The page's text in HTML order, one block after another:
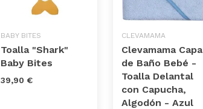
BABY BITES
Toalla "Shark"
Baby Bites
39,90 €
CLEVAMAMA
Clevamama Capa
de Baño Bebé -
Toalla Delantal
con Capucha,
Algodón - Azul